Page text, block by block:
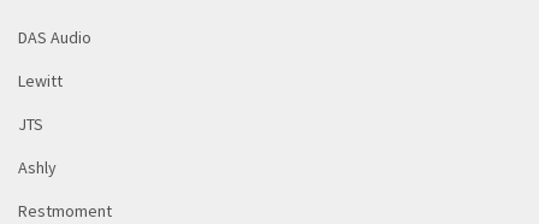
DAS Audio
Lewitt
JTS
Ashly
Restmoment